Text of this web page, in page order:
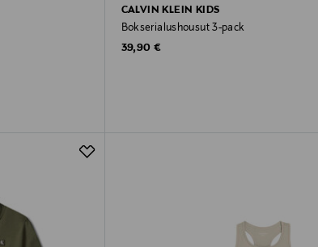
CALVIN KLEIN KIDS
Bokserialushousut 3-pack
Original Price
39,90 €